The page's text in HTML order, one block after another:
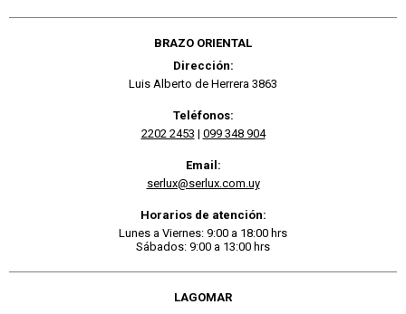
BRAZO ORIENTAL
Dirección:
Luis Alberto de Herrera 3863
Teléfonos:
2202 2453 | 099 348 904
Email:
serlux@serlux.com.uy
Horarios de atención:
Lunes a Viernes: 9:00 a 18:00 hrs
Sábados: 9:00 a 13:00 hrs
LAGOMAR